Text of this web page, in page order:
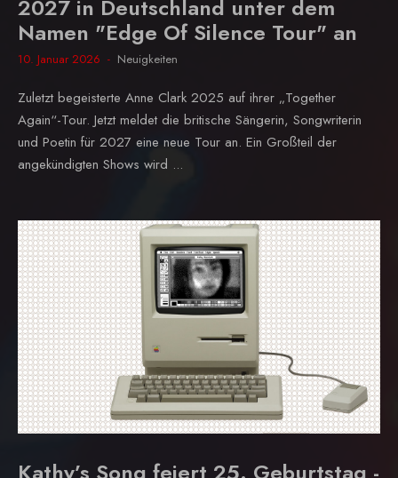
2027 in Deutschland unter dem
Namen "Edge Of Silence Tour" an
10. Januar 2026 Neuigkeiten
Zuletzt begeisterte Anne Clark 2025 auf ihrer „Together
Again“-Tour. Jetzt meldet die britische Sängerin, Songwriterin
und Poetin für 2027 eine neue Tour an. Ein Großteil der
angekündigten Shows wird ...